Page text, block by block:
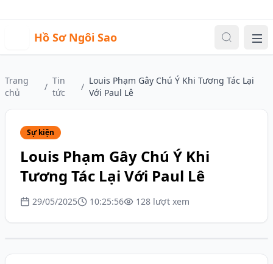
Hồ Sơ Ngôi Sao
Trang
chủ
/
Tin
tức
/
Louis Phạm Gây Chú Ý Khi Tương Tác Lại
Với Paul Lê
Sự kiện
Louis Phạm Gây Chú Ý Khi
Tương Tác Lại Với Paul Lê
29/05/2025 10:25:56 128 lượt xem